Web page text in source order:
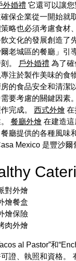
外婚禮 它還可以讓
保企業從一開始就
略也必須考慮食材
文化的發展創造了
爾老城區的餐廳」
。
戶外婚禮 為了
注於製作美味的食
的食品安全和清潔
要考慮的關鍵因素
完成。 西式外燴 在
餐廳外燴 在建造
廳提供的各種風味
Mexico 是豐沙爾
對外燴
燴餐盒
燴保險
肉外燴
al Pastor”和
證、執照和資格。